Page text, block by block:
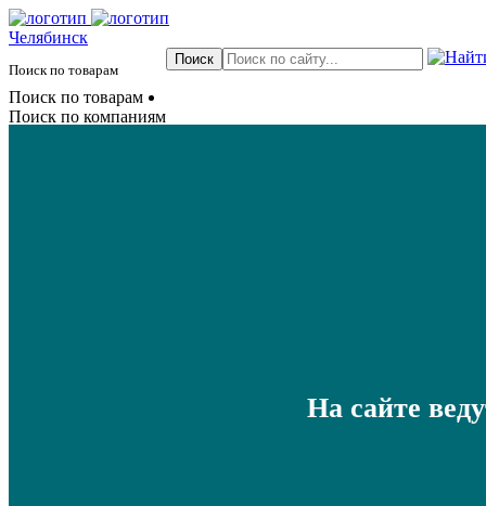
Челябинск
Поиск по товарам
Поиск по товарам
Поиск по компаниям
На сайте